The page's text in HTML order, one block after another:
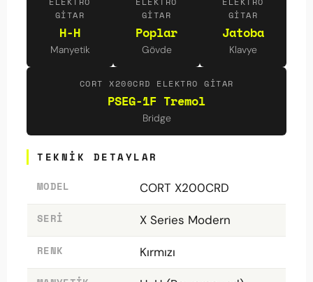
GITAR
H-H
Manyetik
GITAR
Poplar
Gövde
GITAR
Jatoba
Klavye
CORT X200CRD ELEKTRO GITAR
PSEG-1F Tremol
Bridge
TEKNIK DETAYLAR
MODEL
CORT X200CRD
SERI X Series Modern
RENK Kırmızı